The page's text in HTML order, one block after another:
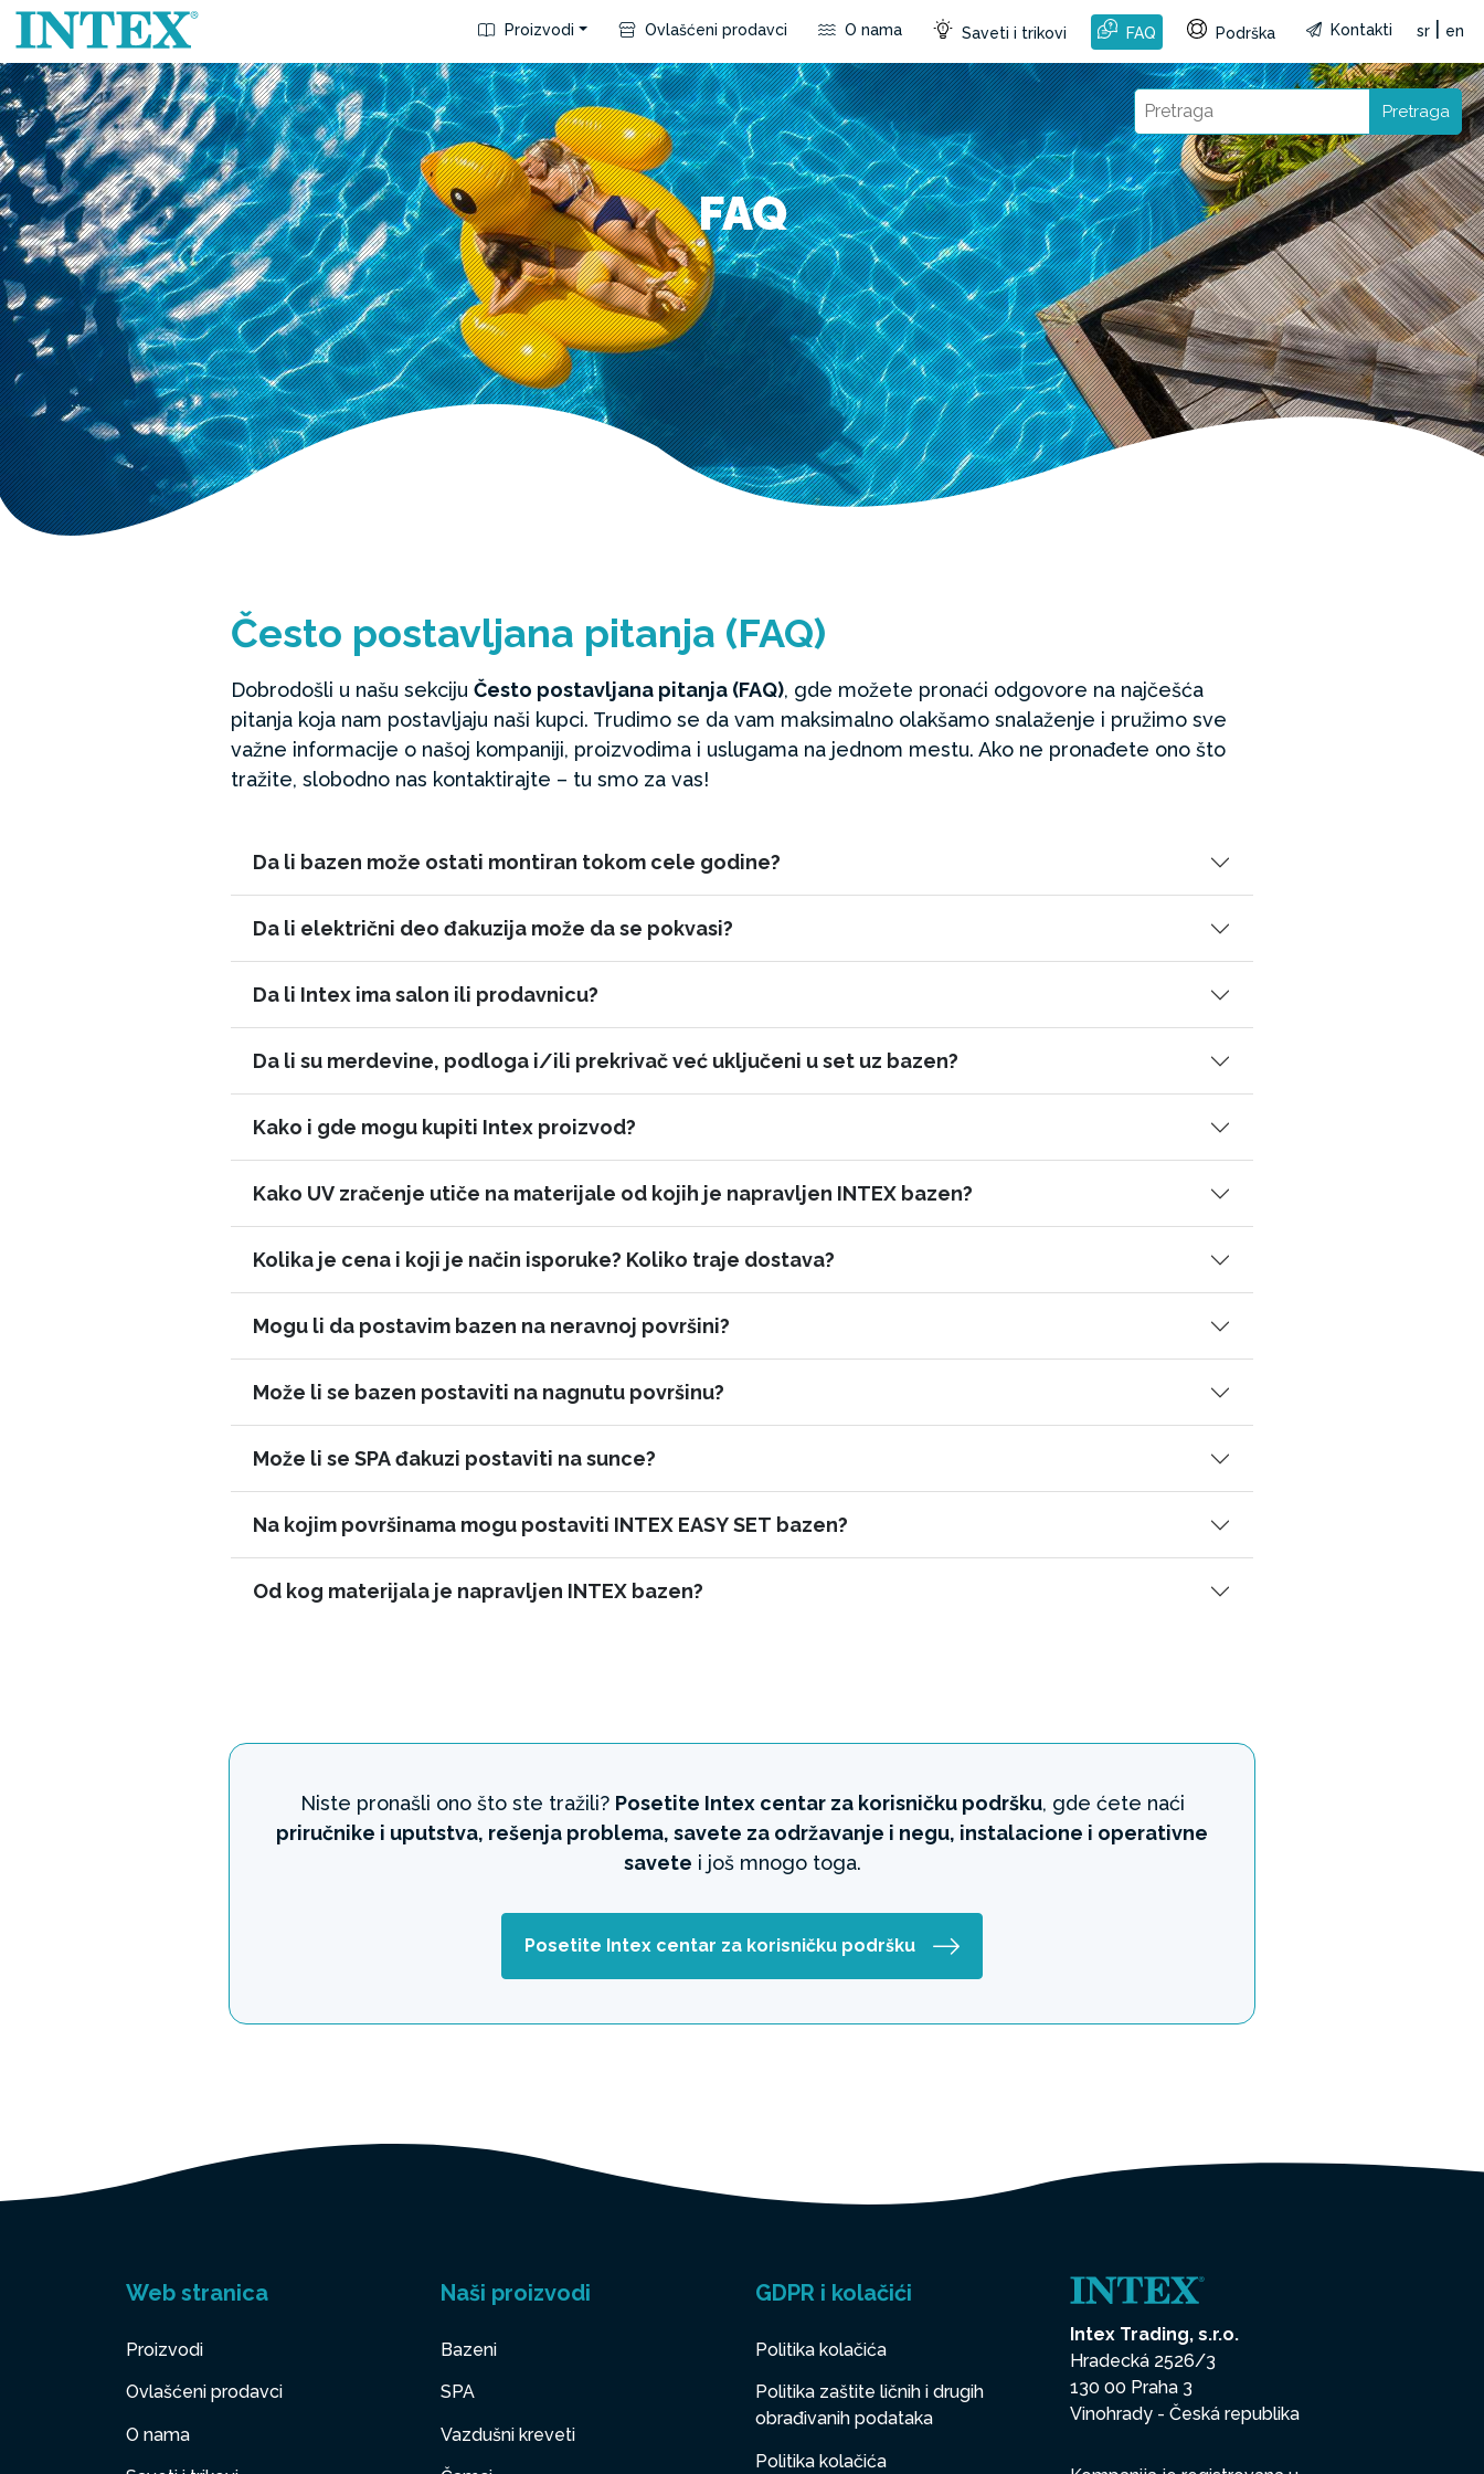
Proizvodi Ovlašćeni prodavci O nama Saveti i trikovi FAQ Podrška Kontakti sr en
Pretraga
FAQ
Često postavljana pitanja (FAQ)
Dobrodošli u našu sekciju Često postavljana pitanja (FAQ), gde možete pronaći odgovore na najčešća
pitanja koja nam postavljaju naši kupci. Trudimo se da vam maksimalno olakšamo snalaženje i pružimo sve
važne informacije o našoj kompaniji, proizvodima i uslugama na jednom mestu. Ako ne pronađete ono što
tražite, slobodno nas kontaktirajte – tu smo za vas!
Da li bazen može ostati montiran tokom cele godine?
Da li električni deo đakuzija može da se pokvasi?
Da li Intex ima salon ili prodavnicu?
Da li su merdevine, podloga i/ili prekrivač već uključeni u set uz bazen?
Kako i gde mogu kupiti Intex proizvod?
Kako UV zračenje utiče na materijale od kojih je napravljen INTEX bazen?
Kolika je cena i koji je način isporuke? Koliko traje dostava?
Mogu li da postavim bazen na neravnoj površini?
Može li se bazen postaviti na nagnutu površinu?
Može li se SPA đakuzi postaviti na sunce?
Na kojim površinama mogu postaviti INTEX EASY SET bazen?
Od kog materijala je napravljen INTEX bazen?
Niste pronašli ono što ste tražili? Posetite Intex centar za korisničku podršku, gde ćete naći
priručnike i uputstva, rešenja problema, savete za održavanje i negu, instalacione i operativne
savete i još mnogo toga.
Posetite Intex centar za korisničku podršku
Web stranica
Proizvodi
Ovlašćeni prodavci
O nama
Naši proizvodi
Bazeni
SPA
Vazdušni kreveti
GDPR i kolačići
Politika kolačića
Politika zaštite ličnih i drugih
obrađivanih podataka
Politika kolačića
Intex Trading, s.r.o.
Hradecká 2526/3
130 00 Praha 3
Vinohrady - Česká republika